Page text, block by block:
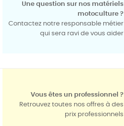
Une question sur nos matériels
motoculture ?
Contactez notre responsable métier
qui sera ravi de vous aider
Vous êtes un professionnel ?
Retrouvez toutes nos offres à des
prix professionnels